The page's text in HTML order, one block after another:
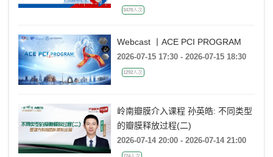
3478人次
Webcast 丨ACE PCI PROGRAM
2026-07-15 17:30 - 2026-07-15 18:30
1292人次
岭南瓣膜介入课程 孙英皓: 不同类型
的瓣膜释放过程(二)
2026-07-14 20:00 - 2026-07-14 21:00